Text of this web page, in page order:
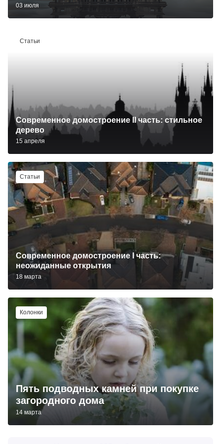
03 июля
Статьи
Современное домостроение II часть: стильное
дерево
15 апреля
Статьи
Современное домостроение I часть:
неожиданные открытия
18 марта
Колонки
Пять подводных камней при покупке
загородного дома
14 марта